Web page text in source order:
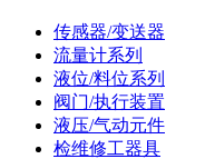
传感器/变送器
流量计系列
液位/料位系列
阀门/执行装置
液压/气动元件
检维修工器具